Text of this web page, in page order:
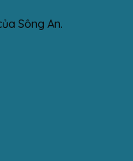
Sông An.